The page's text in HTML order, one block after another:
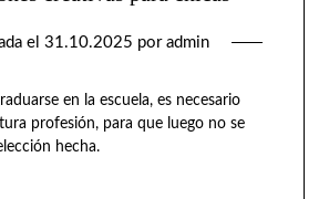
el 31.10.2025 por admin
en la escuela, es necesario
profesión, para que luego no se
hecha.